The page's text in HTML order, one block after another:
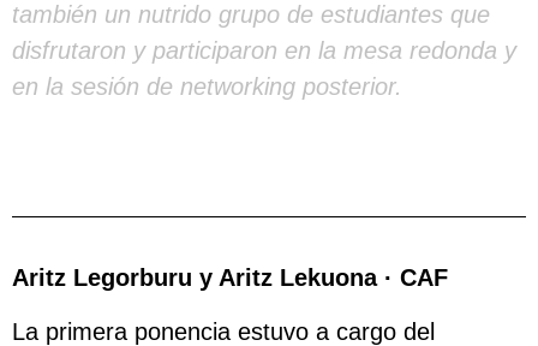
también un nutrido grupo de estudiantes que
disfrutaron y participaron en la mesa redonda y
en la sesión de networking posterior.
Aritz Legorburu y Aritz Lekuona · CAF
La primera ponencia estuvo a cargo del